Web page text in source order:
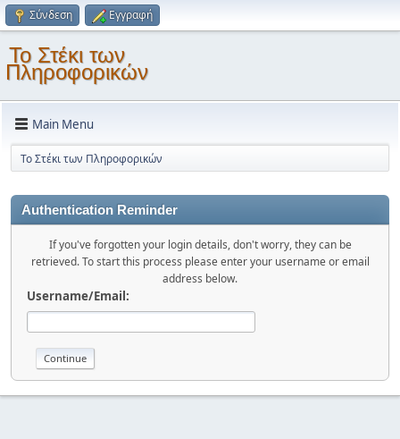
Σύνδεση Εγγραφή
Το Στέκι των
Πληροφορικών
Main Menu
Το Στέκι των Πληροφορικών
Authentication Reminder
If you've forgotten your login details, don't worry, they can be
retrieved. To start this process please enter your username or email
address below.
Username/Email: